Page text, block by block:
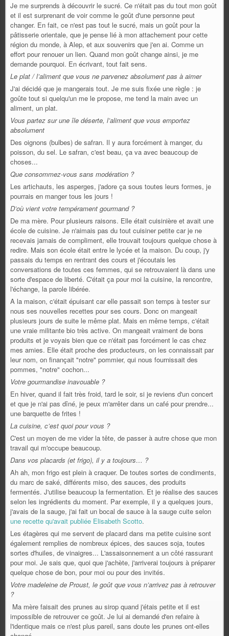
Je me surprends à découvrir le sucré. Ce n'était pas du tout mon goût
et il est surprenant de voir comme le goût d'une personne peut
changer. En fait, ce n'est pas tout le sucré, mais un goût pour la
pâtisserie orientale, que je pense lié à mon attachement pour cette
région du monde, à Alep, et aux souvenirs que j'en ai. Comme un
effort pour renouer un lien. Quand mon goût change ainsi, je me
demande pourquoi. En écrivant, tout fait sens.
Le plat / l’aliment que vous ne parvenez absolument pas à aimer
J'ai décidé que je mangerais tout. Je me suis fixée une règle : je
goûte tout si quelqu'un me le propose, me tend la main avec un
aliment, un plat.
Vous partez sur une île déserte, l’aliment que vous emportez
absolument
Des oignons (bulbes) de safran. Il y aura forcément à manger, du
poisson, du sel. Le safran, c'est beau, ça va avec beaucoup de
choses...
Que consommez-vous sans modération ?
Les artichauts, les asperges, j'adore ça sous toutes leurs formes, je
pourrais en manger tous les jours !
D’où vient votre tempérament gourmand ?
De ma mère. Pour plusieurs raisons. Elle était cuisinière et avait une
école de cuisine. Je n'aimais pas du tout cuisiner petite car je ne
recevais jamais de compliment, elle trouvait toujours quelque chose à
redire. Mais son école était entre le lycée et la maison. Du coup, j'y
passais du temps en rentrant des cours et j'écoutais les
conversations de toutes ces femmes, qui se retrouvaient là dans une
sorte d'espace de liberté. C'était ça pour moi la cuisine, la rencontre,
l'échange, la parole libérée.
A la maison, c'était épuisant car elle passait son temps à tester sur
nous ses nouvelles recettes pour ses cours. Donc on mangeait
plusieurs jours de suite le même plat. Mais en même temps, c'était
une vraie militante bio très active. On mangeait vraiment de bons
produits et je voyais bien que ce n'était pas forcément le cas chez
mes amies. Elle était proche des producteurs, on les connaissait par
leur nom, on finançait "notre" pommier, qui nous fournissait des
pommes, "notre" cochon...
Votre gourmandise inavouable ?
En hiver, quand il fait très froid, tard le soir, si je reviens d'un concert
et que je n'ai pas dîné, je peux m'arrêter dans un café pour prendre...
une barquette de frites !
La cuisine, c’est quoi pour vous ?
C'est un moyen de me vider la tête, de passer à autre chose que mon
travail qui m'occupe beaucoup.
Dans vos placards (et frigo), il y a toujours… ?
Ah ah, mon frigo est plein à craquer. De toutes sortes de condiments,
du marc de saké, différents miso, des sauces, des produits
fermentés. J'utilise beaucoup la fermentation. Et je réalise des sauces
selon les ingrédients du moment. Par exemple, il y a quelques jours,
j'avais de la sauge, j'ai fait un bocal de sauce à la sauge cuite selon
une recette qu'avait publiée Elisabeth Scotto.
Les étagères qui me servent de placard dans ma petite cuisine sont
également remplies de nombreux épices, des sauces soja, toutes
sortes d'huiles, de vinaigres... L'assaisonnement a un côté rassurant
pour moi. Je sais que, quoi que j'achète, j'arriverai toujours à préparer
quelque chose de bon, pour moi ou pour des invités.
Votre madeleine de Proust, le goût que vous n’arrivez pas à retrouver
?
Ma mère faisait des prunes au sirop quand j'étais petite et il est
impossible de retrouver ce goût. Je lui ai demandé d'en refaire à
l'identique mais ce n'est plus pareil, sans doute les prunes ont-elles